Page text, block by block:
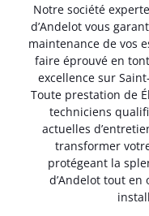
Notre société
d’Andelot vous
maintenance de vos
faire éprouvé en
excellence sur
Toute prestation de
techniciens
actuelles
transformer
protégeant la
d’Andelot tout